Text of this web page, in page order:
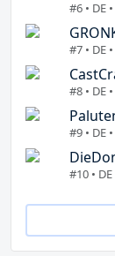
#6 • DE •
#7 • DE •
#8 • DE •
#9 • DE •
#10 • DE